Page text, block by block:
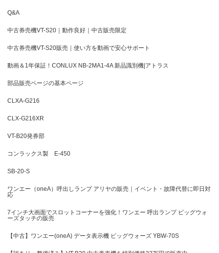
Q&A
中古券売機VT-S20｜動作良好｜中古販売限定
中古券売機VT-S20販売｜使い方を動画で安心サポート
動画＆1年保証！CONLUX NB-2MA1-4A 新品識別機|アトラス
部品販売ページの基本ページ
CLXA-G216
CLX-G216XR
VT-B20発券部
コンラックス製 E-450
SB-20-S
ワンエー（oneA）呼出しランプ アリヤの販売｜イベント・故障代替に即日対
応
7インチ大画面でスロットコーナーを強化！ワンエー 呼出ランプ ビッグウォ
ーズタッチの販売
【中古】ワンエー(oneA) データ表示機 ビッグウォーズ YBW-70S